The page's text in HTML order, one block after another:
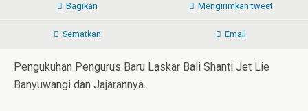
Bagikan Mengirimkan tweet
Sematkan Email
Pengukuhan Pengurus Baru Laskar Bali Shanti Jet Lie
Banyuwangi dan Jajarannya.